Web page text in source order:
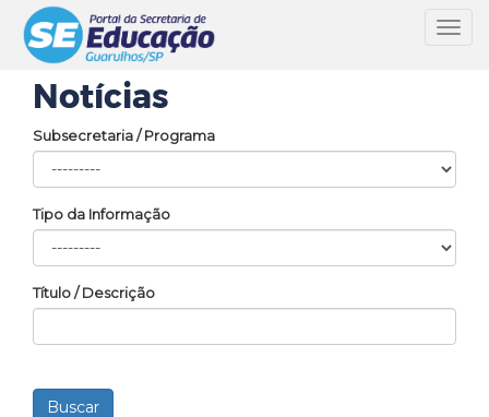
Notícias
Subsecretaria / Programa
Tipo da Informação
Título / Descrição